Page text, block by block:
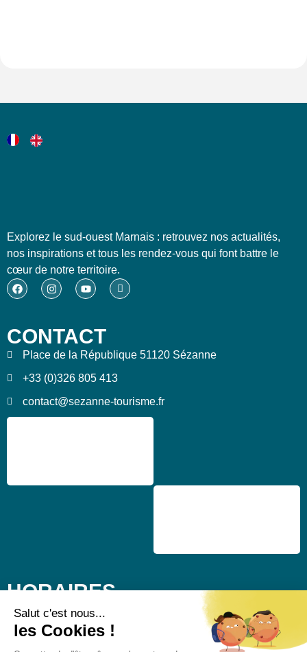
Explorez le sud-ouest Marnais : retrouvez nos actualités,
nos inspirations et tous les rendez-vous qui font battre le
cœur de notre territoire.
CONTACT
Place de la République 51120 Sézanne
+33 (0)326 805 413
contact@sezanne-tourisme.fr
HORAIRES
De septembre à juin :
Du mardi au samedi : 9h-12h30 et 14h-17h30